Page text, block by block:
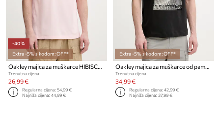
-40%
Extra -5% s kodom: OFF*
Trenutna cijena:
26,99 €
Regularna cijena:54,99 €
Najniža cijena:44,99 €
Extra -5% s kodom: OFF*
Trenutna cijena:
34,99 €
Regularna cijena:42,99 €
Najniža cijena:37,99 €